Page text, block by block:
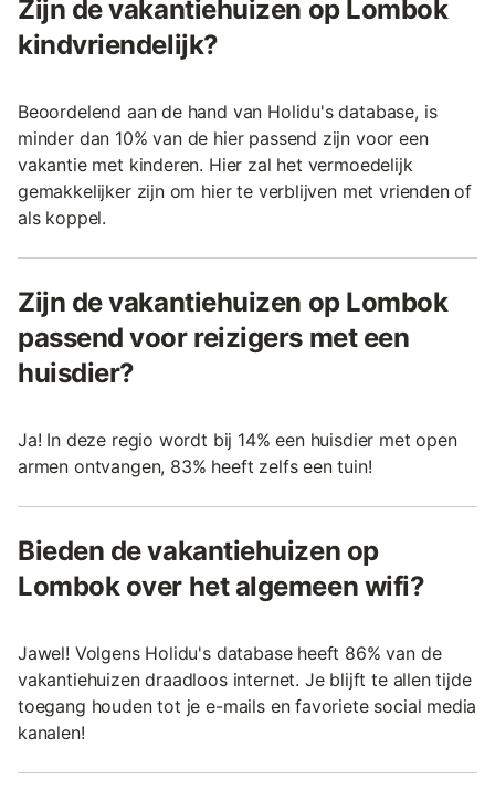
Zijn de vakantiehuizen op Lombok
kindvriendelijk?
Beoordelend aan de hand van Holidu's database, is
minder dan 10% van de hier passend zijn voor een
vakantie met kinderen. Hier zal het vermoedelijk
gemakkelijker zijn om hier te verblijven met vrienden of
als koppel.
Zijn de vakantiehuizen op Lombok
passend voor reizigers met een
huisdier?
Ja! In deze regio wordt bij 14% een huisdier met open
armen ontvangen, 83% heeft zelfs een tuin!
Bieden de vakantiehuizen op
Lombok over het algemeen wifi?
Jawel! Volgens Holidu's database heeft 86% van de
vakantiehuizen draadloos internet. Je blijft te allen tijde
toegang houden tot je e-mails en favoriete social media
kanalen!